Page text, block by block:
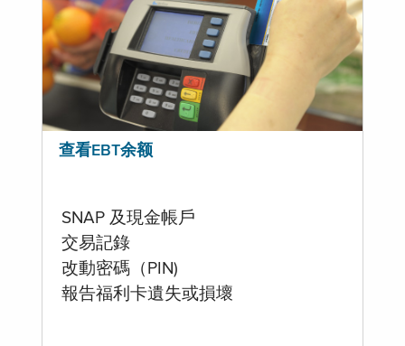
查看EBT余额
SNAP 及現金帳戶
交易記錄
改動密碼（PIN)
報告福利卡遺失或損壞